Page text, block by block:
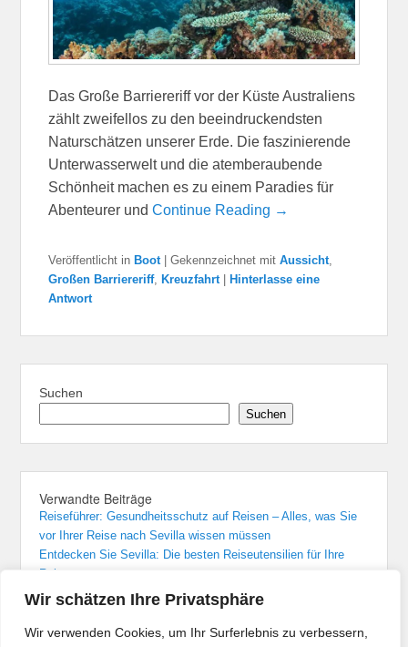
Wir schätzen Ihre Privatsphäre
Wir verwenden Cookies, um Ihr Surferlebnis zu verbessern,
Das Große Barriereriff vor der Küste Australiens
zählt zweifellos zu den beeindruckendsten
Naturschätzen unserer Erde. Die faszinierende
Unterwasserwelt und die atemberaubende
Schönheit machen es zu einem Paradies für
Abenteurer undContinue Reading →
Veröffentlicht in Boot |Gekennzeichnet mit Aussicht,
Großen Barriereriff, Kreuzfahrt
Hinterlasse eine
Antwort
Suchen
Suchen
Verwandte Beiträge
Reiseführer: Gesundheitsschutz auf Reisen – Alles, was Sie
vor Ihrer Reise nach Sevilla wissen müssen
Entdecken Sie Sevilla: Die besten Reiseutensilien für Ihre
Reise
Sevilla: Unvergessliche Übernachtungen in den besten Hotels
Von Madrid nach Sevilla: Der bequemste Zugreise-Guide
Flughafenführer und Reisetipps für Flüge nach Sevilla